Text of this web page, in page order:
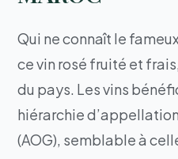
Qui ne connaît le
ce vin rosé fruité et
du pays. Les vins
hiérarchie
(AOG), semblable à